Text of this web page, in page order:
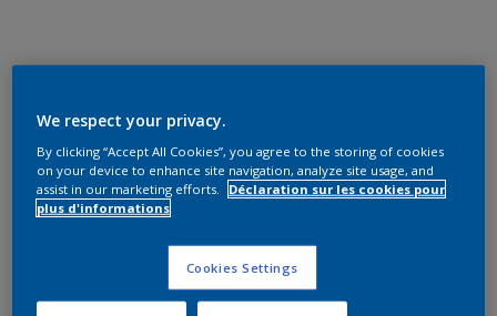
We respect your privacy.
By clicking “Accept All Cookies”, you agree to the storing of cookies
on your device to enhance site navigation, analyze site usage, and
assist in our marketing efforts.
Déclaration sur les cookies pour
plus d'informations
Cookies Settings